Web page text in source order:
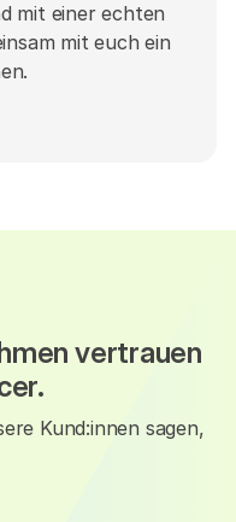
mit einer echten
mit euch ein
vertrauen
Kund:innen sagen,